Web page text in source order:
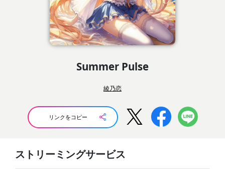
Summer Pulse
綾乃恋
リンクをコピー
ストリーミングサービス